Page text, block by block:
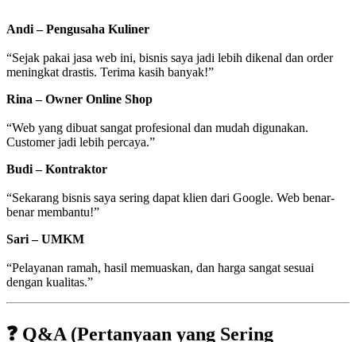
Andi – Pengusaha Kuliner
“Sejak pakai jasa web ini, bisnis saya jadi lebih dikenal dan order
meningkat drastis. Terima kasih banyak!”
Rina – Owner Online Shop
“Web yang dibuat sangat profesional dan mudah digunakan.
Customer jadi lebih percaya.”
Budi – Kontraktor
“Sekarang bisnis saya sering dapat klien dari Google. Web benar-
benar membantu!”
Sari – UMKM
“Pelayanan ramah, hasil memuaskan, dan harga sangat sesuai
dengan kualitas.”
❓ Q&A (Pertanyaan yang Sering